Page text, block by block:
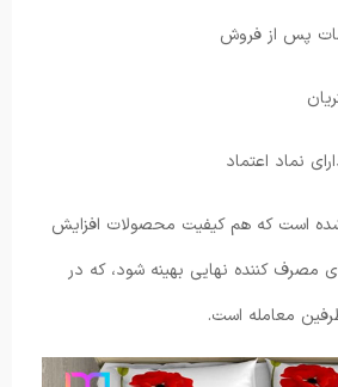
پس از فروش
نماد اعتماد
شده است که هم کیفیت محصولات افزایش
مصرف کننده نهایی بهینه شود، که در
معامله است.